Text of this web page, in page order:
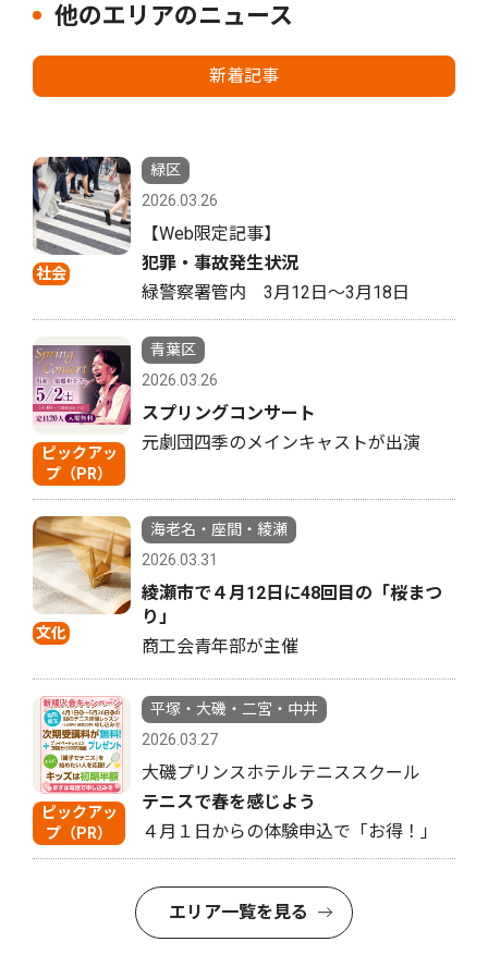
他のエリアのニュース
新着記事
社会
緑区
2026.03.26
【Web限定記事】
犯罪・事故発生状況
緑警察署管内 3月12日〜3月18日
ピックアッ
プ（PR）
青葉区
2026.03.26
スプリングコンサート
元劇団四季のメインキャストが出演
文化
海老名・座間・綾瀬
2026.03.31
綾瀬市で４月12日に48回目の「桜まつ
り」
商工会青年部が主催
ピックアッ
プ（PR）
平塚・大磯・二宮・中井
2026.03.27
大磯プリンスホテルテニススクール
テニスで春を感じよう
４月１日からの体験申込で「お得！」
エリア一覧を見る